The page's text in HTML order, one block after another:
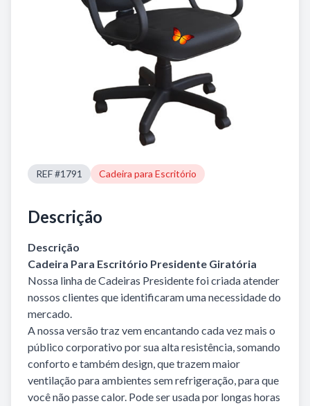
REF #1791 Cadeira para Escritório
Descrição
Descrição
Cadeira Para Escritório Presidente Giratória
Nossa linha de Cadeiras Presidente foi criada atender
nossos clientes que identificaram uma necessidade do
mercado.
A nossa versão traz vem encantando cada vez mais o
público corporativo por sua alta resistência, somando
conforto e também design, que trazem maior
ventilação para ambientes sem refrigeração, para que
você não passe calor. Pode ser usada por longas horas